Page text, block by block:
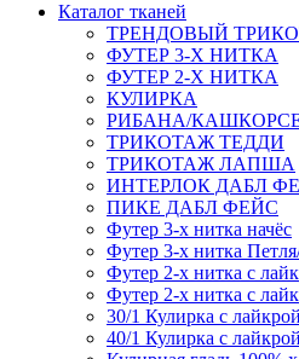
Каталог тканей
ТРЕНДОВЫЙ
ФУТЕР 3-Х НИТКА
ФУТЕР 2-Х НИТКА
КУЛИРКА
РИБАНА/
ТРИКОТАЖ ТЕДДИ
ТРИКОТАЖ ЛАПША
ИНТЕРЛОК ДАБЛ
ПИКЕ ДАБЛ ФЕЙС
Футер 3-х нитка начёс
Футер 3-х нитка
Футер 2-х нитка с
Футер 2-х нитка с
30/1 Кулирка с лайкрой
40/1 Кулирка с лайкрой